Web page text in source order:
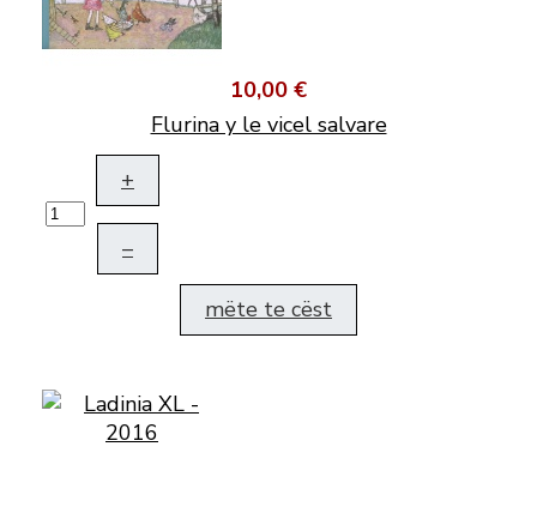
10,00 €
Flurina y le vicel salvare
+
–
mëte te cëst